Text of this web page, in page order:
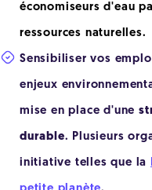
économiseurs d'eau
ressources naturelles.
Sensibiliser vos
enjeux
mise en place d'une
durable. Plusieurs
initiative telles que la